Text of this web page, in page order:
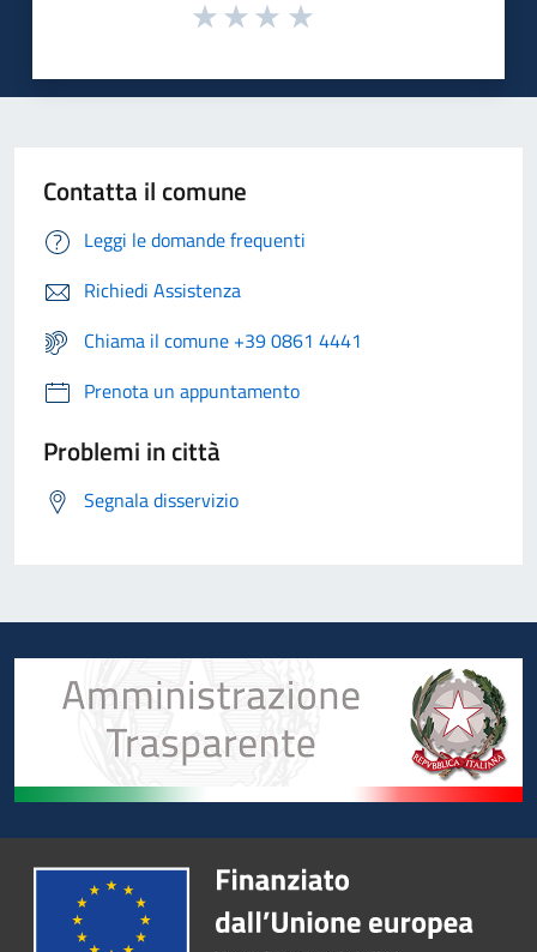
Contatta il comune
Leggi le domande frequenti
Richiedi Assistenza
Chiama il comune +39 0861 4441
Prenota un appuntamento
Problemi in città
Segnala disservizio